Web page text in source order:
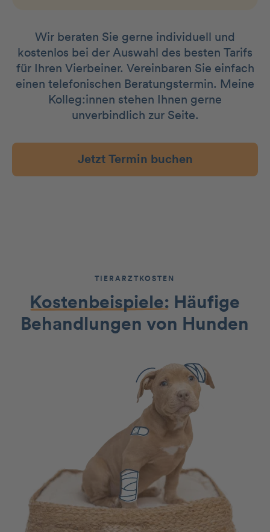
Wir beraten Sie gerne individuell und
kostenlos bei der Auswahl des besten Tarifs
für Ihren Vierbeiner. Vereinbaren Sie einfach
einen telefonischen Beratungstermin. Meine
Kolleg:innen stehen Ihnen gerne
unverbindlich zur Seite.
Jetzt Termin buchen
TIERARZTKOSTEN
Kostenbeispiele: Häufige
Behandlungen von Hunden